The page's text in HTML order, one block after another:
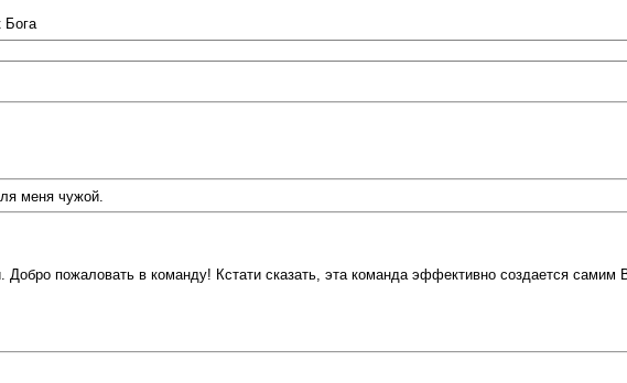
Бога
меня чужой.
Добро пожаловать в команду! Кстати сказать, эта команда эффективно создается